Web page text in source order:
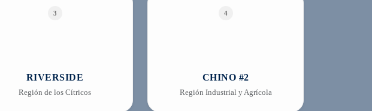
3
RIVERSIDE
Región de los Cítricos
4
CHINO #2
Región Industrial y Agrícola